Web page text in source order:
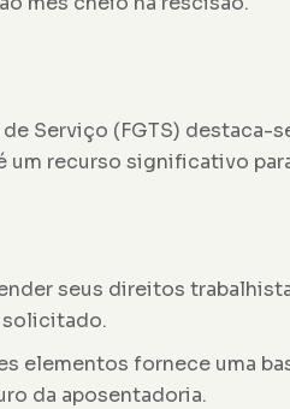
Serviço (FGTS)
recurso significativo
seus direitos
solicitado.
elementos fornece uma
da aposentadoria.